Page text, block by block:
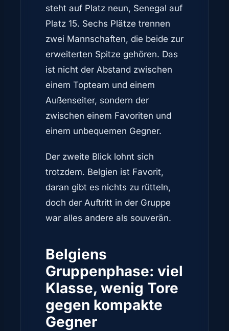
steht auf Platz neun, Senegal auf
Platz 15. Sechs Plätze trennen
zwei Mannschaften, die beide zur
erweiterten Spitze gehören. Das
ist nicht der Abstand zwischen
einem Topteam und einem
Außenseiter, sondern der
zwischen einem Favoriten und
einem unbequemen Gegner.
Der zweite Blick lohnt sich
trotzdem. Belgien ist Favorit,
daran gibt es nichts zu rütteln,
doch der Auftritt in der Gruppe
war alles andere als souverän.
Belgiens
Gruppenphase: viel
Klasse, wenig Tore
gegen kompakte
Gegner